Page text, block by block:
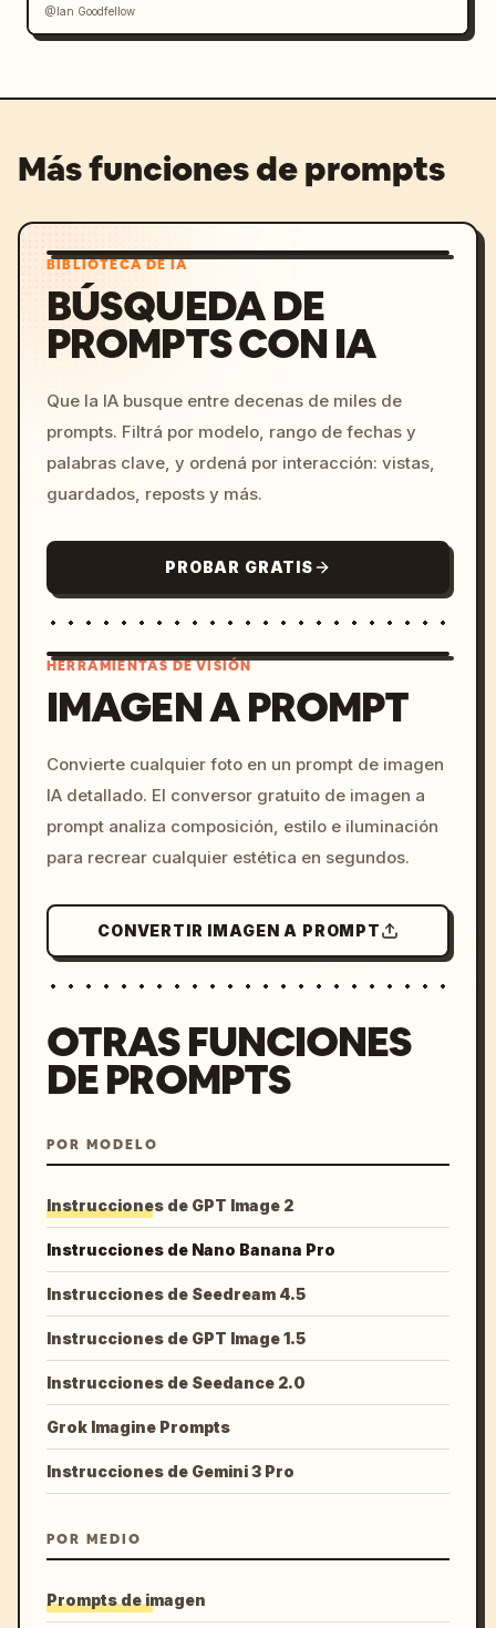
@Ian Goodfellow
Más funciones de prompts
BIBLIOTECA DE IA
BÚSQUEDA DE
PROMPTS CON IA
Que la IA busque entre decenas de miles de
prompts. Filtrá por modelo, rango de fechas y
palabras clave, y ordená por interacción: vistas,
guardados, reposts y más.
PROBAR GRATIS
c, cyberpunk sunset, neon
colors, 8k --v 6.0
HERRAMIENTAS DE VISIÓN
IMAGEN A PROMPT
Convierte cualquier foto en un prompt de imagen
IA detallado. El conversor gratuito de imagen a
prompt analiza composición, estilo e iluminación
para recrear cualquier estética en segundos.
CONVERTIR IMAGEN A PROMPT
OTRAS FUNCIONES
DE PROMPTS
POR MODELO
Instrucciones de GPT Image 2
Instrucciones de Nano Banana Pro
Instrucciones de Seedream 4.5
Instrucciones de GPT Image 1.5
Instrucciones de Seedance 2.0
Grok Imagine Prompts
Instrucciones de Gemini 3 Pro
POR MEDIO
Prompts de imagen